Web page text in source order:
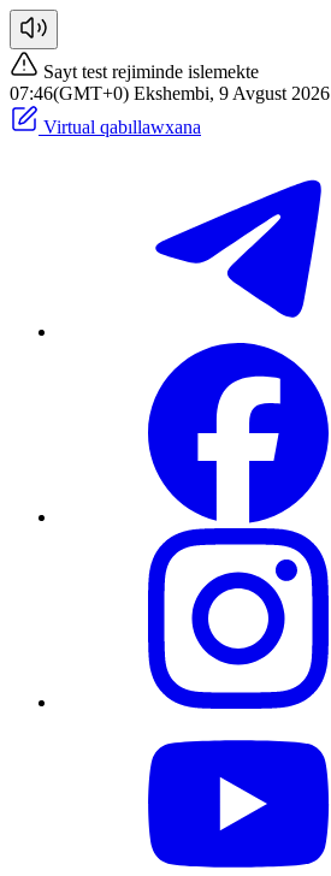
Sayt test rejiminde islemekte
07:47(GMT+0) Ekshembi, 9 Avgust 2026
Virtual qabıllawxana